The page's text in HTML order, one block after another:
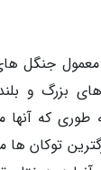
معمول جنگل
بزرگ و
که آنها